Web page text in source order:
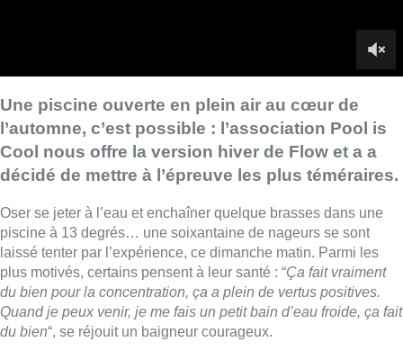
Ça fait vraiment
du bien pour la concentration, ça a plein de vertus positives.
Quand je peux venir, je me fais un petit bain d’eau froide, ça fait
Pour profiter pleinement de l’expérience tout en fraicheur de
Flow, la seule piscine en plein air et accessible à tous de
de s’échauffer, bien-sûr, mais les gens oublient, de temps en
temps, que ça peut toucher la respiration. Il y a des techniques
respirer, avoir assez d’air dans le corps. C’est super important.
Sinon, il y a un peu un choc pour les organes“, explique Patrick
Vandewalle, coordinateur des volontaires.
Le bassin sera ouvert trois fois par semaines jusqu’au
printemps.